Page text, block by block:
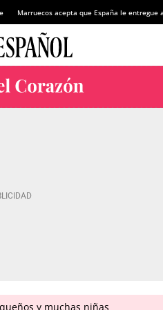
Marruecos acepta que España le entregue
y muchas niñas